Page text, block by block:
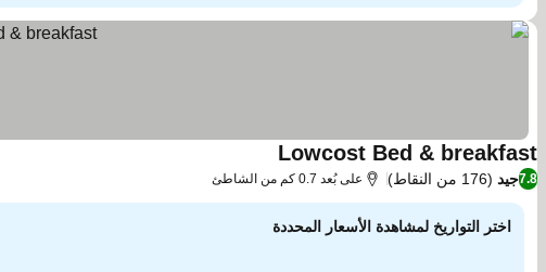
Lowcost Bed & breakfast
7.8جيد (176 من النقاط) على بُعد 0.7 كم من الشاطئ
اختر التواريخ لمشاهدة الأسعار المحددة